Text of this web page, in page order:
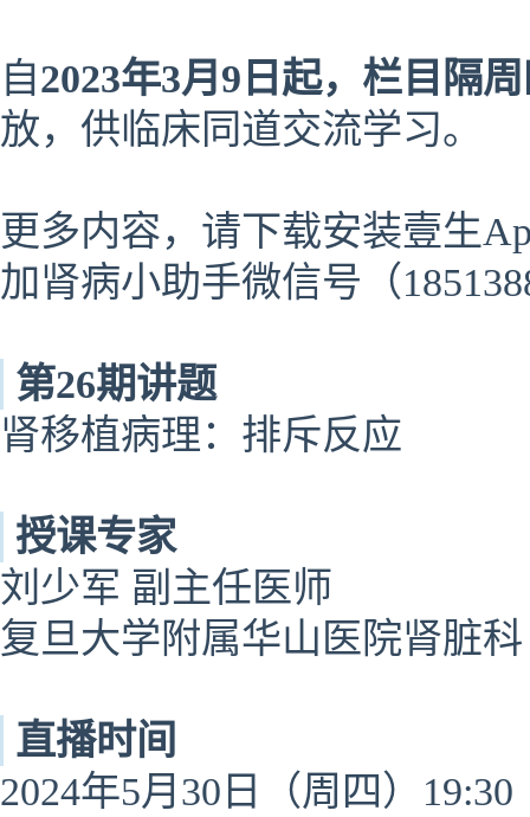
自2023年3月9日起，栏目隔
放，供临床同道交流学习。
更多内容，请下载安装壹生
加肾病小助手微信号（
第26期讲题
肾移植病理：排斥反应
授课专家
刘少军 副主任医师
复旦大学附属华山医院肾脏科
直播时间
2024年5月30日（周四）19:30